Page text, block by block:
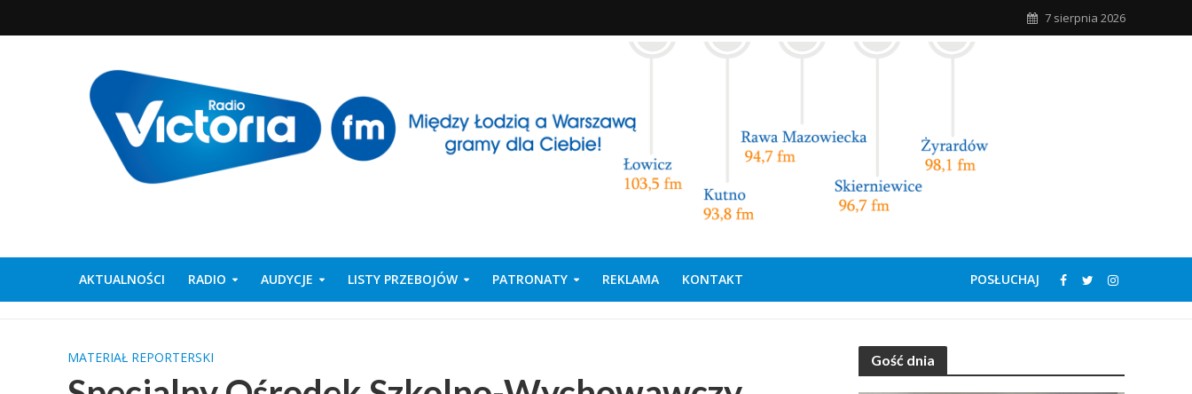
7 sierpnia 2026
AKTUALNOŚCI RADIO AUDYCJE LISTY PRZEBOJÓW PATRONATY REKLAMA KONTAKT POSŁUCHAJ
MATERIAŁ REPORTERSKI Gość dnia